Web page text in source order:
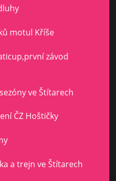
motul Kříše
závod
ve Štítarech
ČZ Hoštičky
a trejn ve Štítarech